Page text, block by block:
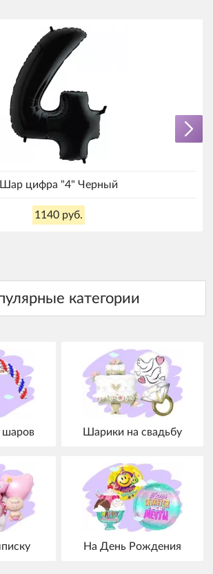
Шар цифра "4" Черный
1140 руб.
шаров Шарики на свадьбу
На День Рождения